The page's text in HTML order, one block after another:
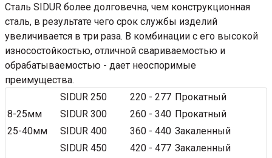
Сталь SIDUR более долговечна, чем конструкционная
сталь, в результате чего срок службы изделий
увеличивается в три раза. В комбинации с его высокой
износостойкостью, отличной свариваемостью и
обрабатываемостью - дает неоспоримые
преимущества.
SIDUR 250
220 - 277 Прокатный
8-25мм
SIDUR 300 260 - 340 Прокатный
25-40мм
SIDUR 400 360 - 440 Закаленный
SIDUR 450 420 - 477 Закаленный